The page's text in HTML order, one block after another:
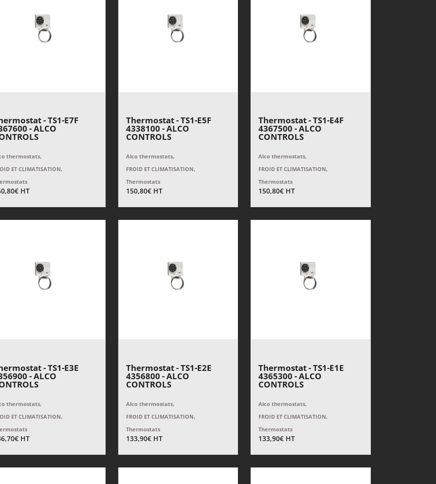
- TS1-E7F
- ALCO
thermostats,
ET CLIMATISATION,
€ HT
Thermostat - TS1-E5F
4338100 - ALCO
CONTROLS
Alco thermostats,
FROID ET CLIMATISATION,
Thermostats
150,80€ HT
Thermostat - TS1-E4F
4367500 - ALCO
CONTROLS
Alco thermostats,
FROID ET CLIMATISATION,
Thermostats
150,80€ HT
- TS1-E3E
- ALCO
thermostats,
ET CLIMATISATION,
€ HT
Thermostat - TS1-E2E
4356800 - ALCO
CONTROLS
Alco thermostats,
FROID ET CLIMATISATION,
Thermostats
133,90€ HT
Thermostat - TS1-E1E
4365300 - ALCO
CONTROLS
Alco thermostats,
FROID ET CLIMATISATION,
Thermostats
133,90€ HT